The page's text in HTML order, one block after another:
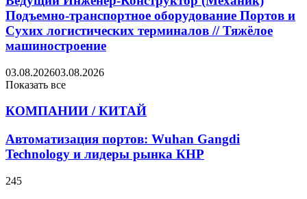
Подъемно-транспортное оборудование Портов и
Сухих логистических терминалов // Тяжёлое
машиностроение
03.08.202603.08.2026
Показать все
КОМПАНИИ / КИТАЙ
Автоматизация портов: Wuhan Gangdi
Technology и лидеры рынка КНР
245